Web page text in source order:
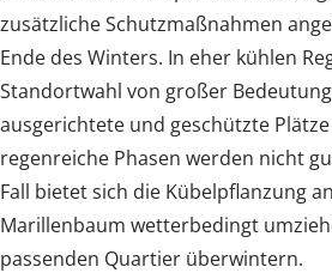
zusätzliche Schutzmaßnahmen
Ende des Winters. In eher kühlen
Standortwahl von großer
ausgerichtete und geschützte
regenreiche Phasen werden nicht
Fall bietet sich die Kübelpflanzung
Marillenbaum wetterbedingt
passenden Quartier überwintern.